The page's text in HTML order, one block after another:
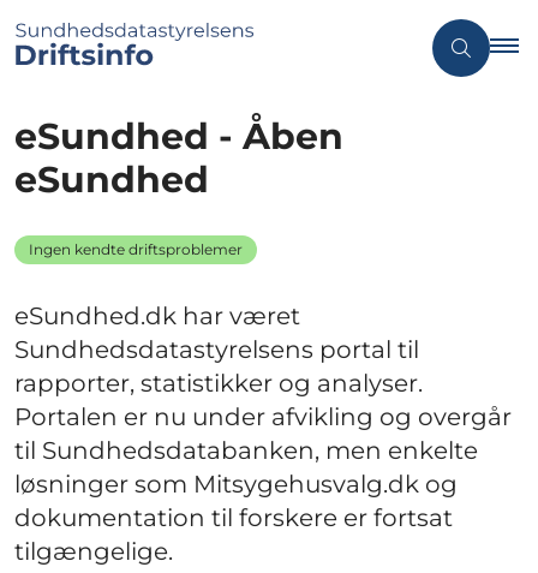
eSundhed - Åben
eSundhed
Ingen kendte driftsproblemer
eSundhed.dk har været
Sundhedsdatastyrelsens portal til
rapporter, statistikker og analyser.
Portalen er nu under afvikling og overgår
til Sundhedsdatabanken, men enkelte
løsninger som Mitsygehusvalg.dk og
dokumentation til forskere er fortsat
tilgængelige.